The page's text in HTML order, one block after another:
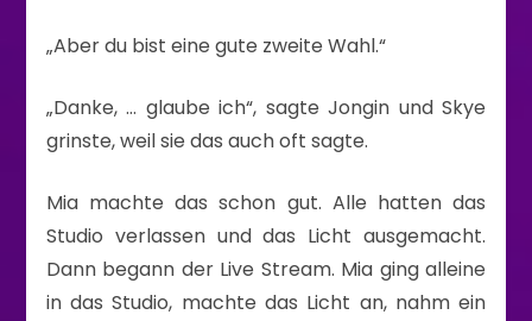
„Aber du bist eine gute zweite Wahl.“
„Danke, … glaube ich“, sagte Jongin und Skye
grinste, weil sie das auch oft sagte.
Mia machte das schon gut. Alle hatten das
Studio verlassen und das Licht ausgemacht.
Dann begann der Live Stream. Mia ging alleine
in das Studio, machte das Licht an, nahm ein